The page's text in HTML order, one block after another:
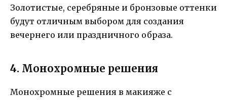
Золотистые, серебряные и бронзовые оттенки
будут отличным выбором для создания
вечернего или праздничного образа.
4. Монохромные решения
Монохромные решения в макияже с